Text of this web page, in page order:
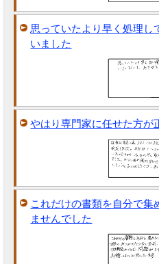
思っていたより早く処理し
いました
やはり専門家に任せた方が
これだけの書類を自分で集
ませんでした